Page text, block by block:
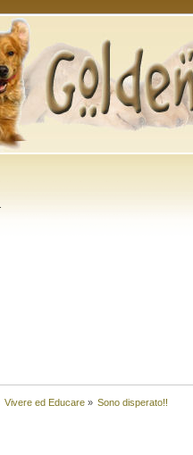
Vivere ed Educare» Sono disperato!!